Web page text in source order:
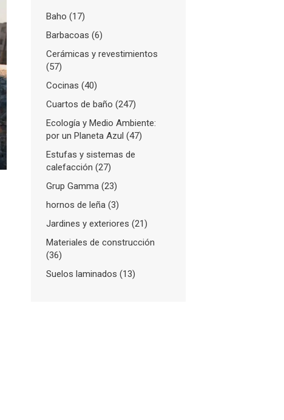
Baho (17)
Barbacoas (6)
Cerámicas y revestimientos
(57)
Cocinas (40)
Cuartos de baño (247)
Ecología y Medio Ambiente:
por un Planeta Azul (47)
Estufas y sistemas de
calefacción (27)
Grup Gamma (23)
hornos de leña (3)
Jardines y exteriores (21)
Materiales de construcción
(36)
Suelos laminados (13)